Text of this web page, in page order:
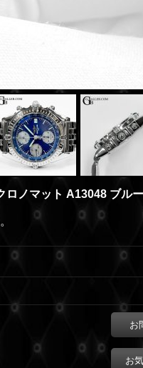
ロノマット A13048 ブル
お
お